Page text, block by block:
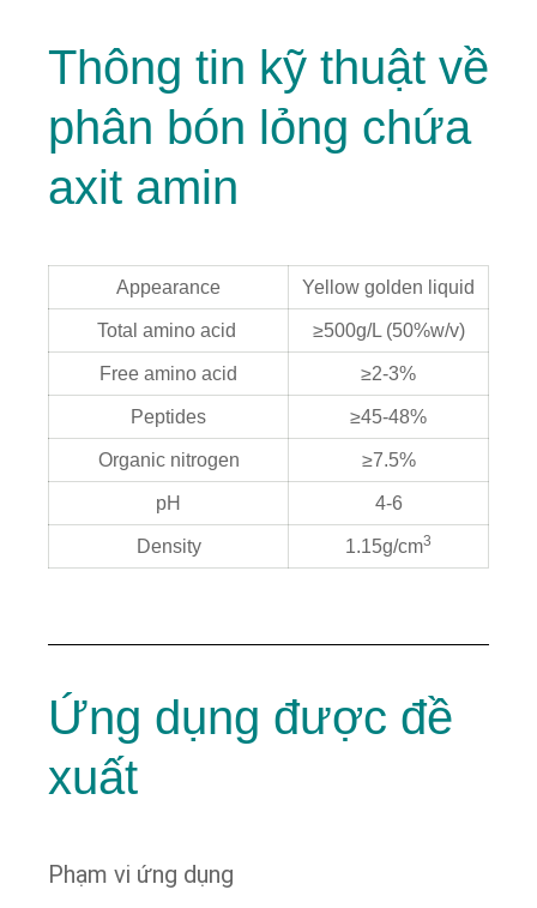
Thông tin kỹ thuật về
phân bón lỏng chứa
axit amin
Appearance Yellow golden liquid
Total amino acid ≥500g/L (50%w/v)
Free amino acid ≥2-3%
Peptides ≥45-48%
Organic nitrogen ≥7.5%
pH 4-6
Density 1.15g/cm3
Ứng dụng được đề
xuất
Phạm vi ứng dụng